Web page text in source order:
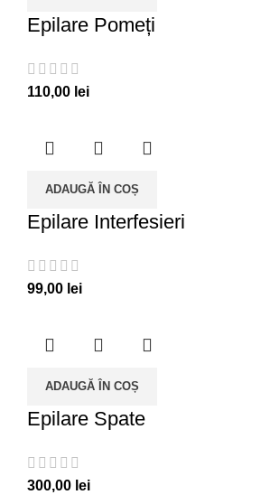
Epilare Pomeți
110,00 lei
ADAUGĂ ÎN COȘ
Epilare Interfesieri
99,00 lei
ADAUGĂ ÎN COȘ
Epilare Spate
300,00 lei